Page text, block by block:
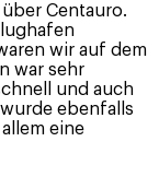
Centauro.
wir auf dem
war sehr
und auch
ebenfalls
eine